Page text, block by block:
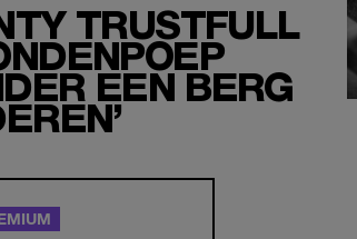
TRUSTFULL
EEN BERG